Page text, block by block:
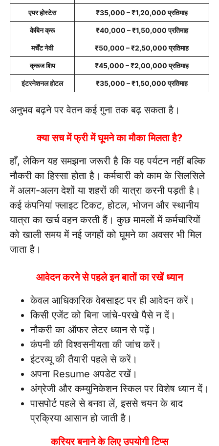
एयर होस्टेस ₹35,000 – ₹1,20,000 प्रतिमाह
केबिन क्रू ₹40,000 – ₹1,50,000 प्रतिमाह
मर्चेंट नेवी ₹50,000 – ₹2,50,000 प्रतिमाह
क्रूज शिप ₹45,000 – ₹2,00,000 प्रतिमाह
इंटरनेशनल होटल ₹35,000 – ₹1,50,000 प्रतिमाह
अनुभव बढ़ने पर वेतन कई गुना तक बढ़ सकता है।
क्या सच में फ्री में घूमने का मौका मिलता है?
हाँ, लेकिन यह समझना जरूरी है कि यह पर्यटन नहीं बल्कि
नौकरी का हिस्सा होता है। कर्मचारी को काम के सिलसिले
में अलग-अलग देशों या शहरों की यात्रा करनी पड़ती है।
कई कंपनियां फ्लाइट टिकट, होटल, भोजन और स्थानीय
यात्रा का खर्च वहन करती हैं। कुछ मामलों में कर्मचारियों
को खाली समय में नई जगहों को घूमने का अवसर भी मिल
जाता है।
आवेदन करने से पहले इन बातों का रखें ध्यान
केवल आधिकारिक वेबसाइट पर ही आवेदन करें।
किसी एजेंट को बिना जांचे-परखे पैसे न दें।
नौकरी का ऑफर लेटर ध्यान से पढ़ें।
कंपनी की विश्वसनीयता की जांच करें।
इंटरव्यू की तैयारी पहले से करें।
अपना Resume अपडेट रखें।
अंग्रेजी और कम्युनिकेशन स्किल पर विशेष ध्यान दें।
पासपोर्ट पहले से बनवा लें, इससे चयन के बाद
प्रक्रिया आसान हो जाती है।
करियर बनाने के लिए उपयोगी टिप्स